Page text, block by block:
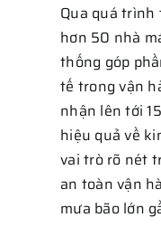
Qua quá
hơn 50 nhà
thống góp
tế trong vận
nhận lên tới
hiệu quả về
vai trò rõ nét
an toàn vận
mưa bão lớn